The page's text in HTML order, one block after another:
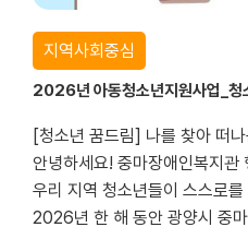
지역사회중심
2026년 아동청소년지원사업_청
안녕하세요! 중마장애인복지관
우리 지역 청소년들이 스스로를 더 깊이 이해하고, 자신만의 반짝이는 강점을 발견하며
2026년 한 해 동안 광양시 중마